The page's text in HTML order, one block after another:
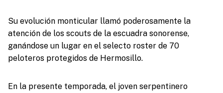
Su evolución monticular llamó poderosamente la
atención de los scouts de la escuadra sonorense,
ganándose un lugar en el selecto roster de 70
peloteros protegidos de Hermosillo.
En la presente temporada, el joven serpentinero